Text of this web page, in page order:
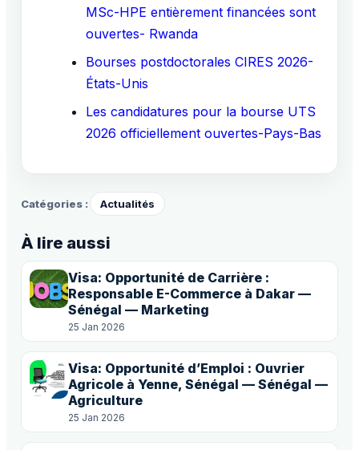
MSc-HPE entièrement financées sont
ouvertes- Rwanda
Bourses postdoctorales CIRES 2026-
États-Unis
Les candidatures pour la bourse UTS
2026 officiellement ouvertes-Pays-Bas
Catégories : Actualités
À lire aussi
Visa: Opportunité de Carrière :
Responsable E-Commerce à Dakar —
Sénégal — Marketing
25 Jan 2026
Visa: Opportunité d’Emploi : Ouvrier
Agricole à Yenne, Sénégal — Sénégal —
Agriculture
25 Jan 2026